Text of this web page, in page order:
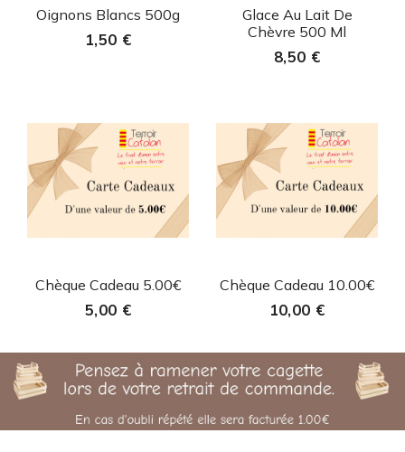
Aperçu rapide
Oignons Blancs 500g
1,50 €
Aperçu rapide
Glace Au Lait De
Chèvre 500 Ml
8,50 €
Aperçu rapide
Chèque Cadeau 5.00€
5,00 €
Aperçu rapide
Chèque Cadeau 10.00€
10,00 €